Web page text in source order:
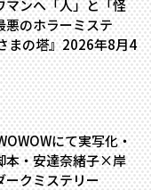
ンへ――「人」と「怪
悪のホラーミステ
まの塔』2026年8月4
にて実写化・
・安達奈緒子×岸
クミステリー